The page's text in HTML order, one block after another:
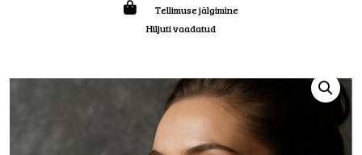
Tellimuse jälgimine
Hiljuti vaadatud